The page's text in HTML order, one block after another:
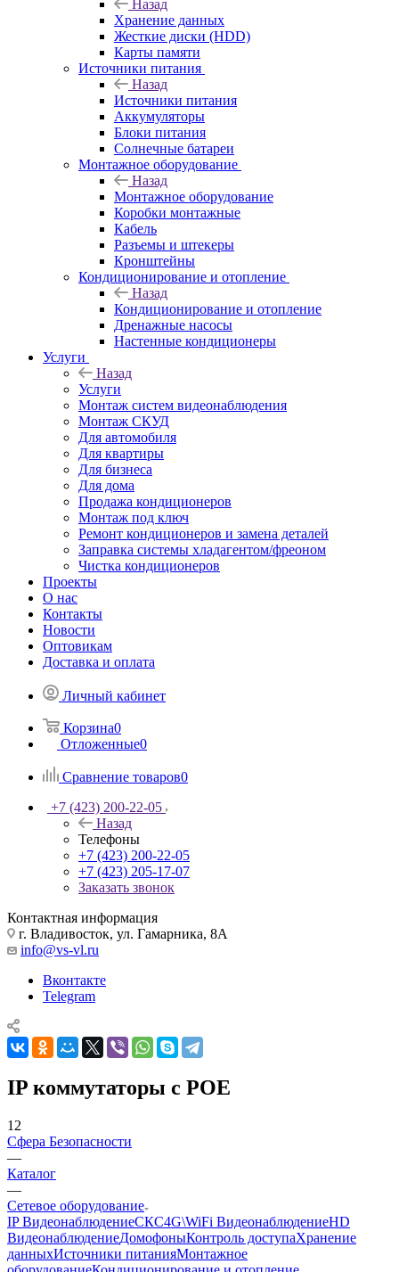
Назад
Хранение данных
Жесткие диски (HDD)
Карты памяти
Источники питания
Назад
Источники питания
Аккумуляторы
Блоки питания
Солнечные батареи
Монтажное оборудование
Назад
Монтажное оборудование
Коробки монтажные
Кабель
Разъемы и штекеры
Кронштейны
Кондиционирование и отопление
Назад
Кондиционирование и отопление
Дренажные насосы
Настенные кондиционеры
Услуги
Назад
Услуги
Монтаж систем видеонаблюдения
Монтаж СКУД
Для автомобиля
Для квартиры
Для бизнеса
Для дома
Продажа кондиционеров
Монтаж под ключ
Ремонт кондиционеров и замена деталей
Заправка системы хладагентом/фреоном
Чистка кондиционеров
Проекты
О нас
Контакты
Новости
Оптовикам
Доставка и оплата
Личный кабинет
Корзина0
Отложенные0
Сравнение товаров0
+7 (423) 200-22-05
Назад
Телефоны
+7 (423) 200-22-05
+7 (423) 205-17-07
Заказать звонок
Контактная информация
г. Владивосток, ул. Гамарника, 8А
info@vs-vl.ru
Вконтакте
Telegram
IP коммутаторы с POE
12
Сфера Безопасности
—
Каталог
—
Сетевое оборудование
IP ВидеонаблюдениеСКС4G\WiFi ВидеонаблюдениеHD
ВидеонаблюдениеДомофоныКонтроль доступаХранение
данныхИсточники питанияМонтажное